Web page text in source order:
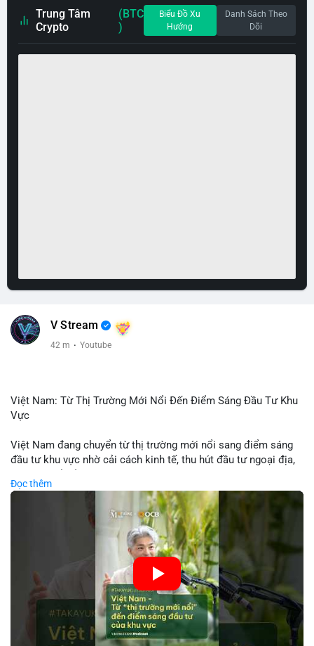
Trung Tâm
Crypto
(BTC
)
Biểu Đồ Xu
Hướng
Danh Sách Theo
Dõi
V Stream
42 m · Youtube
Việt Nam: Từ Thị Trường Mới Nổi Đến Điểm Sáng Đầu Tư Khu
Vực
Việt Nam đang chuyển từ thị trường mới nổi sang điểm sáng
đầu tư khu vực nhờ cải cách kinh tế, thu hút đầu tư ngoại địa,
hội cho nhà đầu tư lặp lại mô hình thành công của các quốc
gia đang phát triển. Nền tảng crypto tại Việt Nam cũng tăng
trưởng nhờ chính sách ổn định và sự quan tâm từ nhà đầu tư
🎥 Xem video trực tiếp tại:
Nguồn: VIETSUCCESS
Đọc thêm